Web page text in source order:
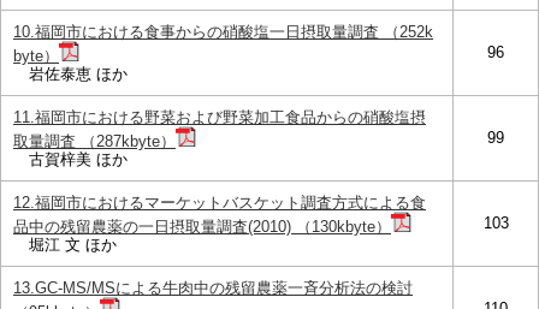
10.福岡市における食事からの硝酸塩一日摂取量調査 （252k
byte）
岩佐泰恵 ほか
96
11.福岡市における野菜および野菜加工食品からの硝酸塩摂
取量調査 （287kbyte）
古賀梓美 ほか
99
12.福岡市におけるマーケットバスケット調査方式による食
品中の残留農薬の一日摂取量調査(2010) （130kbyte）
堀江 文 ほか
103
13.GC-MS/MSによる牛肉中の残留農薬一斉分析法の検討